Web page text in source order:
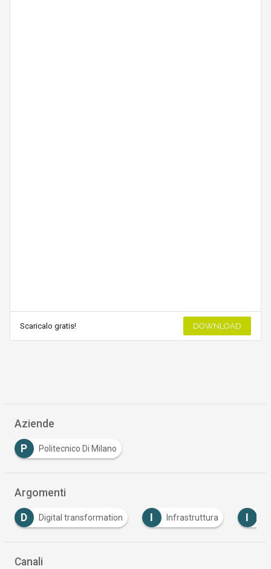
Scaricalo gratis! DOWNLOAD
Aziende
P Politecnico Di Milano
Argomenti
D Digital transformation I Infrastruttura I
Canali